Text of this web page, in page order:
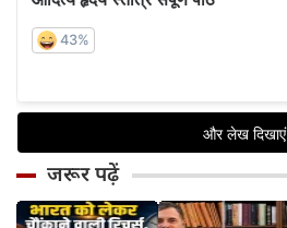
जरूर पढ़ें